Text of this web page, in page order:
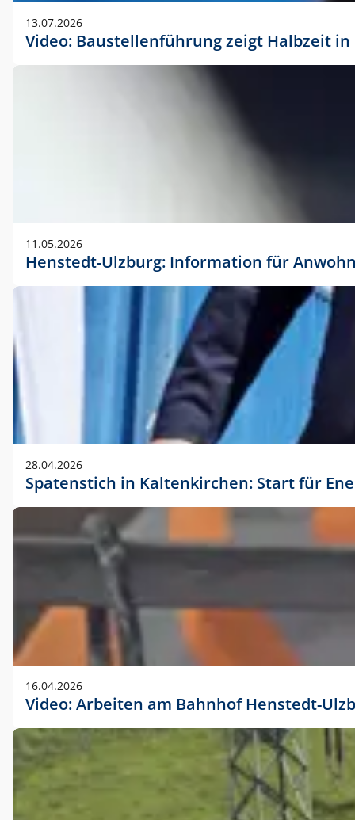
13.07.2026
Video: Baustellenführung zeigt Halbzeit
11.05.2026
Henstedt-Ulzburg: Information für
28.04.2026
Spatenstich in Kaltenkirchen: Start für
16.04.2026
Video: Arbeiten am Bahnhof Henstedt-